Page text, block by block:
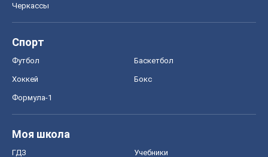
Черкассы
Спорт
Футбол Баскетбол
Хоккей Бокс
Формула-1
Моя школа
ГДЗ Учебники